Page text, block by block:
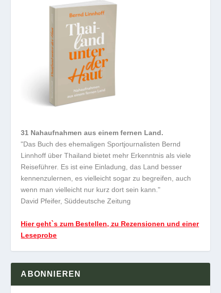
31 Nahaufnahmen aus einem fernen Land.
"Das Buch des ehemaligen Sportjournalisten Bernd
Linnhoff über Thailand bietet mehr Erkenntnis als viele
Reiseführer. Es ist eine Einladung, das Land besser
kennenzulernen, es vielleicht sogar zu begreifen, auch
wenn man vielleicht nur kurz dort sein kann."
David Pfeifer, Süddeutsche Zeitung
Hier geht`s zum Bestellen, zu Rezensionen und einer
Leseprobe
ABONNIEREN